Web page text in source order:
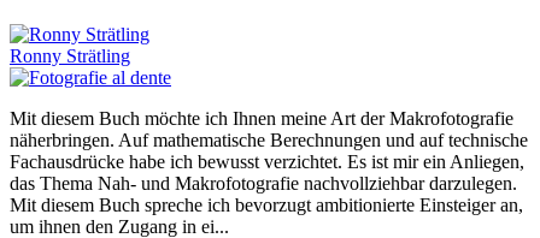
Ronny Strätling
Mit diesem Buch möchte ich Ihnen meine Art der Makrofotografie
näherbringen. Auf mathematische Berechnungen und auf technische
Fachausdrücke habe ich bewusst verzichtet. Es ist mir ein Anliegen,
das Thema Nah- und Makrofotografie nachvollziehbar darzulegen.
Mit diesem Buch spreche ich bevorzugt ambitionierte Einsteiger an,
um ihnen den Zugang in ei...